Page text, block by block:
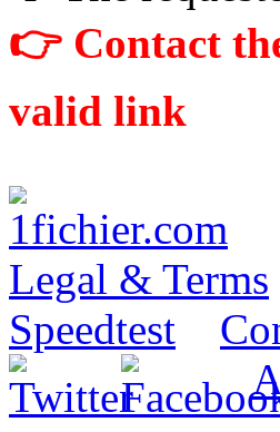
👉 Contact
valid link
Legal & Terms
Speedtest